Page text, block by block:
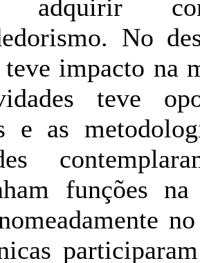
adquirir
No
impacto na
teve
e as
funções